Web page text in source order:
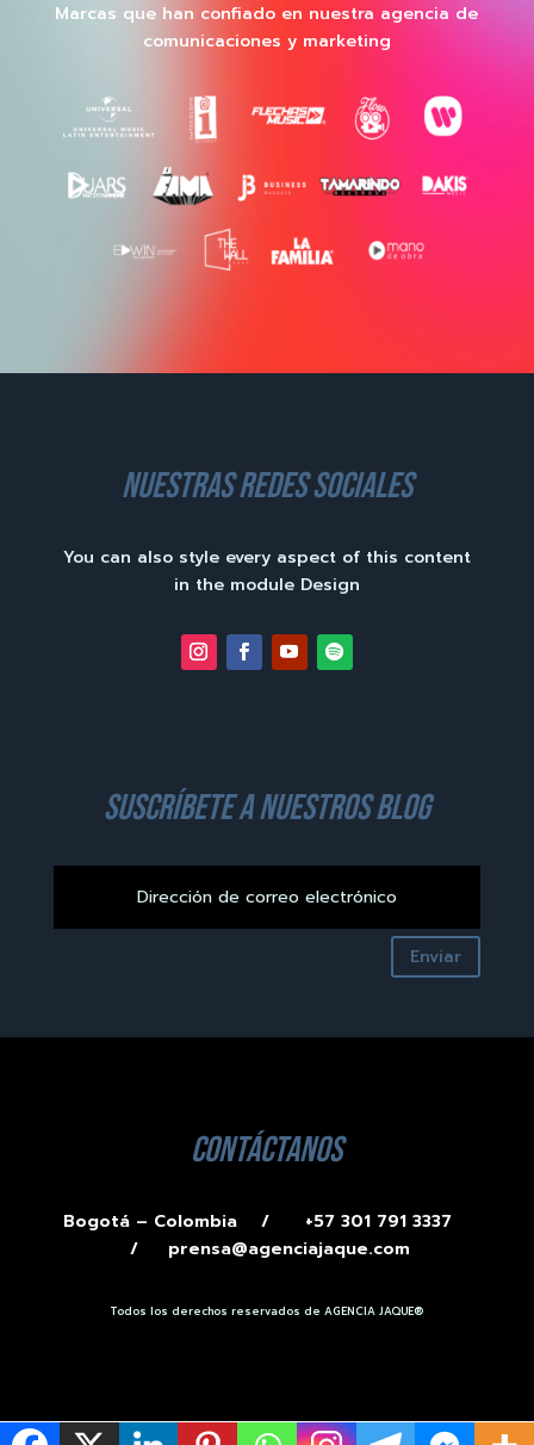
Marcas que han confiado en nuestra agencia de
comunicaciones y marketing
nuestras redes sociales
You can also style every aspect of this content
in the module Design
suscríbete a nuestros blog
Enviar
contáctanos
Bogotá – Colombia /
+57 301 791 3337
/ prensa@agenciajaque.com
Todos los derechos reservados de AGENCIA JAQUE®